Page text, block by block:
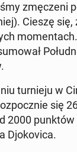
zmę­cze­ni
Cieszę się,
tur­nie­ju w
się
2000
Djo­ko­vi­ca.